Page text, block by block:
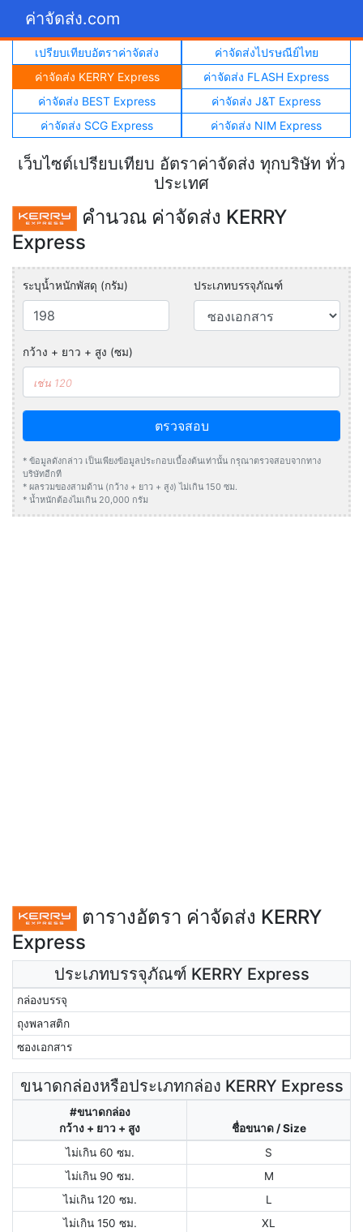
ค่าจัดส่ง.com
เปรียบเทียบอัตราค่าจัดส่ง
ค่าจัดส่งไปรษณีย์ไทย
ค่าจัดส่ง KERRY Express
ค่าจัดส่ง FLASH Express
ค่าจัดส่ง BEST Express
ค่าจัดส่ง J&T Express
ค่าจัดส่ง SCG Express
ค่าจัดส่ง NIM Express
เว็บไซต์เปรียบเทียบ อัตราค่าจัดส่ง ทุกบริษัท ทั่ว
ประเทศ
คำนวณ ค่าจัดส่ง KERRY
Express
ระบุน้ำหนักพัสดุ (กรัม) ประเภทบรรจุภัณฑ์
กว้าง + ยาว + สูง (ซม)
ตรวจสอบ
* ข้อมูลดังกล่าว เป็นเพียงข้อมูลประกอบเบื้องต้นเท่านั้น กรุณาตรวจสอบจากทาง
บริษัทอีกที
* ผลรวมของสามด้าน (กว้าง + ยาว + สูง) ไม่เกิน 150 ซม.
* น้ำหนักต้องไมเกิน 20,000 กรัม
ตารางอัตรา ค่าจัดส่ง KERRY
Express
ประเภทบรรจุภัณฑ์ KERRY Express
กล่องบรรจุ
ถุงพลาสติก
ซองเอกสาร
ขนาดกล่องหรือประเภทกล่อง KERRY Express
#ขนาดกล่อง
กว้าง + ยาว + สูง
ชื่อขนาด / Size
ไม่เกิน 60 ซม.
S
ไม่เกิน 90 ซม.
M
ไม่เกิน 120 ซม.
L
ไม่เกิน 150 ซม.
XL